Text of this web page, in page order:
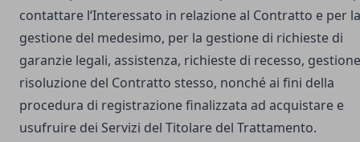
contattare l‘Interessato in relazione al Contratto e per la
gestione del medesimo, per la gestione di richieste di
garanzie legali, assistenza, richieste di recesso,
risoluzione del Contratto stesso, nonché ai fini della
procedura di registrazione finalizzata ad acquistare e
usufruire dei Servizi del Titolare del Trattamento.